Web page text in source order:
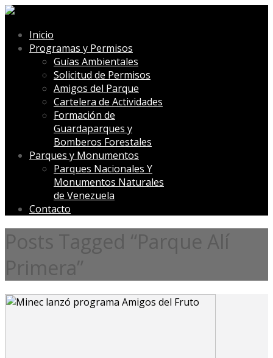
Inicio
Programas y Permisos
Guías Ambientales
Solicitud de Permisos
Amigos del Parque
Cartelera de Actividades
Formación de
Guardaparques y
Bomberos Forestales
Parques y Monumentos
Parques Nacionales Y
Monumentos Naturales
de Venezuela
Contacto
Posts Tagged “Parque Alí
Primera”